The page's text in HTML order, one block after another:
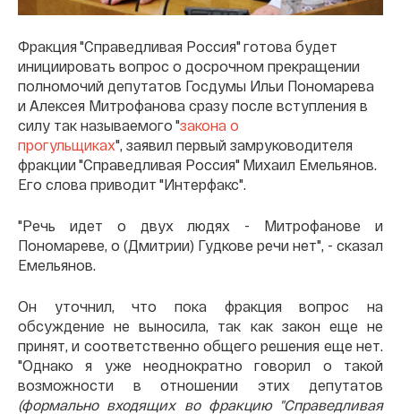
Фракция "Справедливая Россия" готова будет
инициировать вопрос о досрочном прекращении
полномочий депутатов Госдумы Ильи Пономарева
и Алексея Митрофанова сразу после вступления в
силу так называемого "закона о
прогульщиках", заявил первый замруководителя
фракции "Справедливая Россия" Михаил Емельянов.
Его слова приводит "Интерфакс".
"Речь идет о двух людях - Митрофанове и
Пономареве, о (Дмитрии) Гудкове речи нет", - сказал
Емельянов.
Он уточнил, что пока фракция вопрос на
обсуждение не выносила, так как закон еще не
принят, и соответственно общего решения еще нет.
"Однако я уже неоднократно говорил о такой
возможности в отношении этих депутатов
(формально входящих во фракцию "Справедливая